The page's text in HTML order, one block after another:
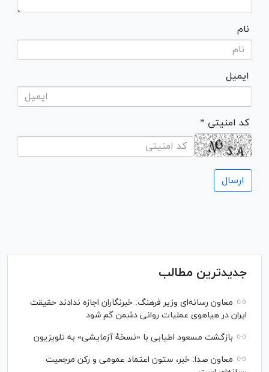
نام
ایمیل
* کد امنیتی
جدیدترین مطالب
معاون رسانه‌ای وزیر فرهنگ: خبرنگاران اجازه ندادند حقیقت
ایران در هیاهوی عملیات روانی دشمن گم شود
بازگشت مسعود اطیابی با «نسخهٔ آزمایشی» به تلویزیون
معاون صدا: خبر، ستون اعتماد عمومی و رکن مرجعیت